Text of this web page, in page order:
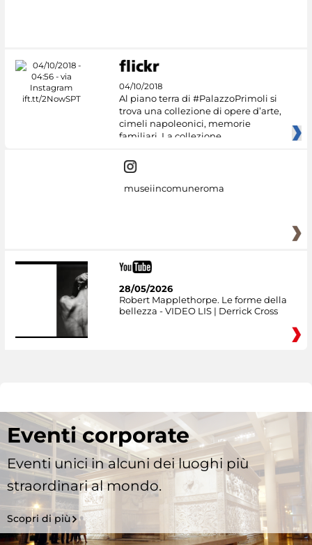
04/10/2018
Al piano terra di #PalazzoPrimoli si
trova una collezione di opere d’arte,
cimeli napoleonici, memorie
familiari. La collezione
museiincomuneroma
28/05/2026
Robert Mapplethorpe. Le forme della
bellezza - VIDEO LIS | Derrick Cross
Eventi corporate
Eventi unici in alcuni dei luoghi più
straordinari al mondo.
Scopri di più